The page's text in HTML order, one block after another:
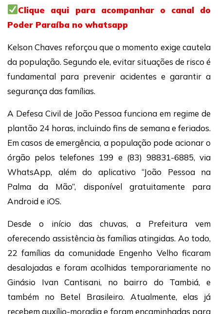
Clique aqui para acompanhar o canal do
Poder Paraíba no whatsapp
Kelson Chaves reforçou que o momento exige cautela
da população. Segundo ele, evitar situações de risco é
fundamental para prevenir acidentes e garantir a
segurança das famílias.
A Defesa Civil de João Pessoa funciona em regime de
plantão 24 horas, incluindo fins de semana e feriados.
Em casos de emergência, a população pode acionar o
órgão pelos telefones 199 e (83) 98831-6885, via
WhatsApp, além do aplicativo “João Pessoa na
Palma da Mão”, disponível gratuitamente para
Android e iOS.
Desde o início das chuvas, a Prefeitura vem
oferecendo assistência às famílias atingidas. Ao todo,
22 famílias da comunidade Engenho Velho ficaram
desalojadas e foram acolhidas temporariamente no
Ginásio Ivan Cantisani, no bairro do Tambiá, e
também no Betel Brasileiro. Atualmente, elas já
recebem auxílio-moradia e foram encaminhadas para